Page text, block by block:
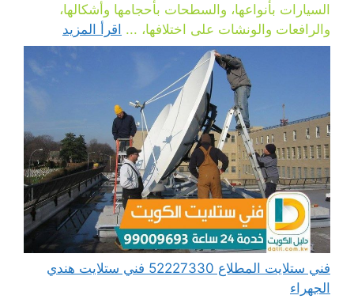
السيارات بأنواعها، والسطحات بأحجامها وأشكالها،
والرافعات والونشات على اختلافها، ... اقرأ المزيد
فني ستلايت المطلاع 52227330 فني ستلايت هندي
الجهراء